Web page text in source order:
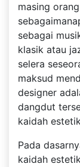
masing
sebagai
klasik atau
selera
maksud
designer
dangdut
kaidah
Pada
kaidah